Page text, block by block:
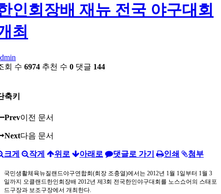
인회장배 재뉴 전국 야구대회
최
회 수 6974 추천 수 0 댓글 144
축키
Prev이전 문서
Next다음 문서
크게 작게 위로 아래로 댓글로 가기 인쇄 첨부
국민생활체육뉴질랜드야구연합회(회장 조충열)에서는 2012년 1월 1일부터 1월 3
일까지 오클랜드한인회장배 2012년 제3회 전국한인야구대회를 노스쇼어의 스태포
드구장과 보조구장에서 개최한다.